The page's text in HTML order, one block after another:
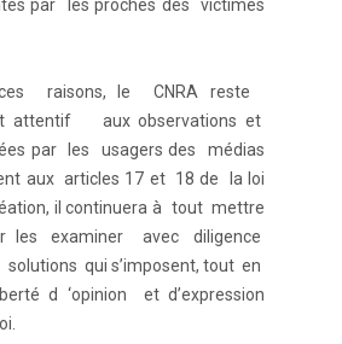
par les proches des victimes
raisons, le CNRA reste
attentif aux observations et
par les usagers des médias
aux articles 17 et 18 de la loi
il continuera à tout mettre
les examiner avec diligence
qui s’imposent, tout en
d ‘opinion et d’expression